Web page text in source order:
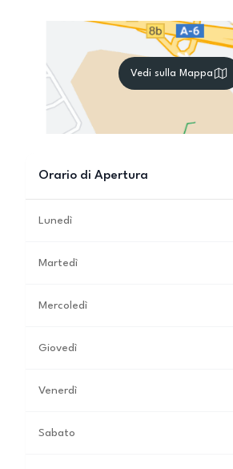
Vedi sulla Mappa
Orario di Apertura
Lunedì
Martedì
Mercoledì
Giovedì
Venerdì
Sabato